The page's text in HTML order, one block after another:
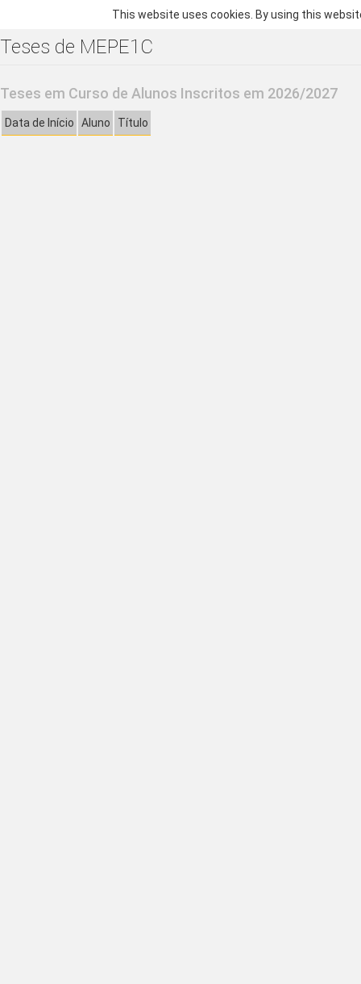
This website uses cookies. By using this
Teses de MEPE1C
Teses em Curso de Alunos Inscritos em 2026/2027
Data de Início Aluno Título